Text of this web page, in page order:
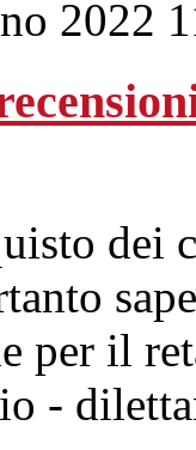
2022
per il
-